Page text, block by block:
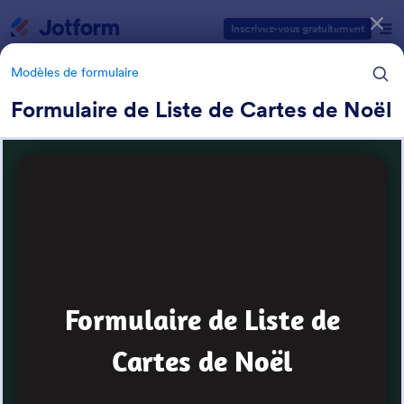
Inscrivez-vous gratuitement
Modèles de formulaire
Formulaire de Liste de Cartes de Noël
Catégories des modèles de formulaires